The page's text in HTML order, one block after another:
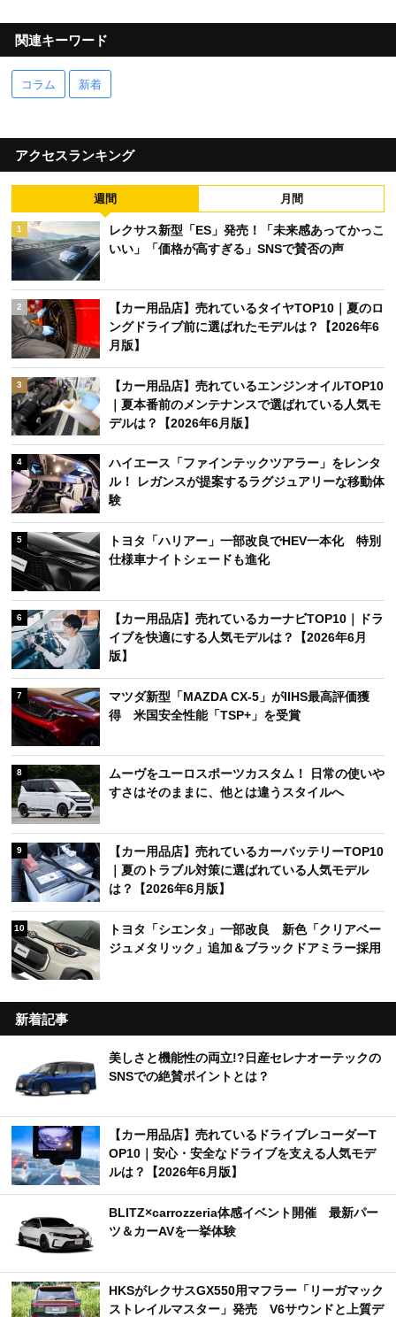
関連キーワード
コラム 新着
アクセスランキング
週間 月間
1
レクサス新型「ES」発売！「未来感あってかっこ
いい」「価格が高すぎる」SNSで賛否の声
2
【カー用品店】売れているタイヤTOP10｜夏のロ
ングドライブ前に選ばれたモデルは？【2026年6
月版】
3
【カー用品店】売れているエンジンオイルTOP10
｜夏本番前のメンテナンスで選ばれている人気モ
デルは？【2026年6月版】
4
ハイエース「ファインテックツアラー」をレンタ
ル！ レガンスが提案するラグジュアリーな移動体
験
5
トヨタ「ハリアー」一部改良でHEV一本化 特別
仕様車ナイトシェードも進化
6
【カー用品店】売れているカーナビTOP10｜ドラ
イブを快適にする人気モデルは？【2026年6月
版】
7
マツダ新型「MAZDA CX-5」がIIHS最高評価獲
得 米国安全性能「TSP+」を受賞
8
ムーヴをユーロスポーツカスタム！ 日常の使いや
すさはそのままに、他とは違うスタイルへ
9
【カー用品店】売れているカーバッテリーTOP10
｜夏のトラブル対策に選ばれている人気モデル
は？【2026年6月版】
10
トヨタ「シエンタ」一部改良 新色「クリアベー
ジュメタリック」追加＆ブラックドアミラー採用
新着記事
美しさと機能性の両立!?日産セレナオーテックの
SNSでの絶賛ポイントとは？
【カー用品店】売れているドライブレコーダーT
OP10｜安心・安全なドライブを支える人気モデ
ルは？【2026年6月版】
BLITZ×carrozzeria体感イベント開催 最新パー
ツ＆カーAVを一挙体験
HKSがレクサスGX550用マフラー「リーガマック
ストレイルマスター」発売 V6サウンドと上質デ